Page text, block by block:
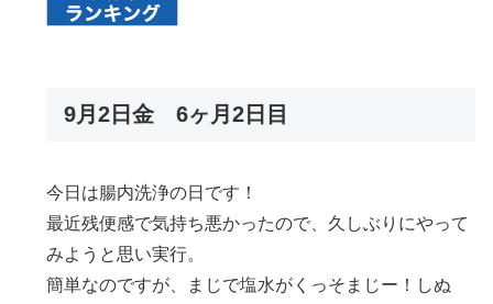
9月2日金 6ヶ月2日目
今日は腸内洗浄の日です！
最近残便感で気持ち悪かったので、久しぶりにやって
みようと思い実行。
簡単なのですが、まじで塩水がくっそまじー！しぬ